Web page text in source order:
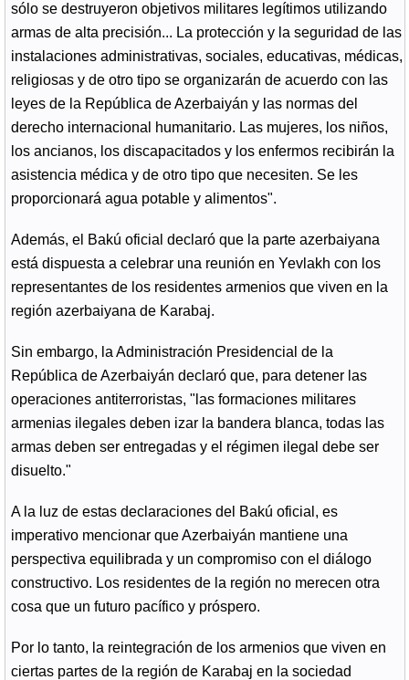
sólo se destruyeron objetivos militares legítimos utilizando
armas de alta precisión... La protección y la seguridad de las
instalaciones administrativas, sociales, educativas, médicas,
religiosas y de otro tipo se organizarán de acuerdo con las
leyes de la República de Azerbaiyán y las normas del
derecho internacional humanitario. Las mujeres, los niños,
los ancianos, los discapacitados y los enfermos recibirán la
asistencia médica y de otro tipo que necesiten. Se les
proporcionará agua potable y alimentos".
Además, el Bakú oficial declaró que la parte azerbaiyana
está dispuesta a celebrar una reunión en Yevlakh con los
representantes de los residentes armenios que viven en la
región azerbaiyana de Karabaj.
Sin embargo, la Administración Presidencial de la
República de Azerbaiyán declaró que, para detener las
operaciones antiterroristas, "las formaciones militares
armenias ilegales deben izar la bandera blanca, todas las
armas deben ser entregadas y el régimen ilegal debe ser
disuelto."
A la luz de estas declaraciones del Bakú oficial, es
imperativo mencionar que Azerbaiyán mantiene una
perspectiva equilibrada y un compromiso con el diálogo
constructivo. Los residentes de la región no merecen otra
cosa que un futuro pacífico y próspero.
Por lo tanto, la reintegración de los armenios que viven en
ciertas partes de la región de Karabaj en la sociedad